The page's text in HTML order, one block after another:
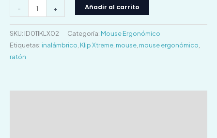
- + Añadir al carrito
SKU: ID011KLX02 Categoría: Mouse Ergonómico
Etiquetas: inalámbrico Klip Xtreme mouse mouse ergonómico
ratón